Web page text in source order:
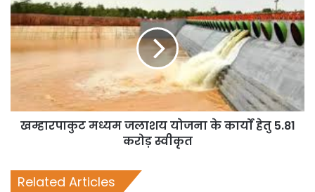
खम्हारपाकुट मध्यम जलाशय योजना के कार्यों हेतु 5.81
करोड़ स्वीकृत
Related Articles